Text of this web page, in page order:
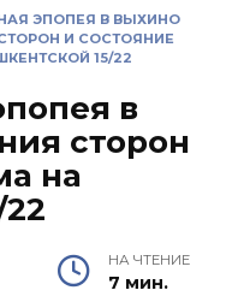
ЭПОПЕЯ В ВЫХИНО
И СОСТОЯНИЕ
15/22
в
сторон
на
НА ЧТЕНИЕ
7 мин.